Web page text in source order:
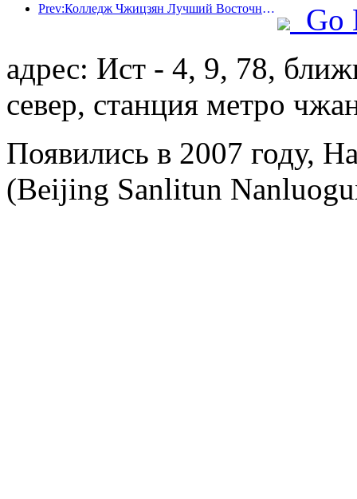
Prev:Колледж Чжицзян Лучший Восточный и Чжэцзянский технологический университет успешно провел совместный образовательный форум «Интеллектуальная интеграция · общее будущее»
Go
адрес: Ист - 4, 9, 78,
север, станция метро
Появились в 2007 году,
(Beijing Sanlitun